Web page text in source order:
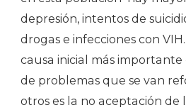
depresión, intentos de
drogas e infecciones con
causa inicial más importante
de problemas que se van
otros es la no aceptación de